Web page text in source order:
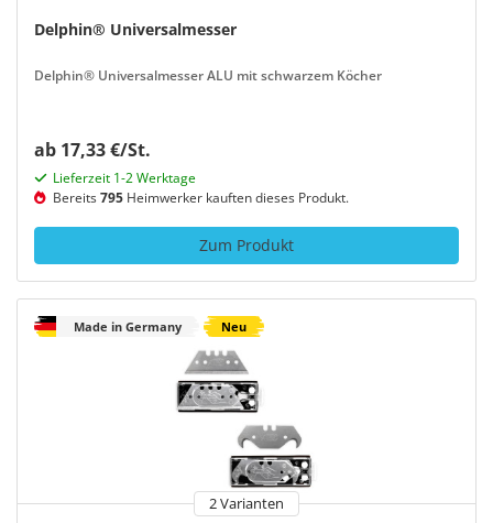
Delphin® Universalmesser
Delphin® Universalmesser ALU mit schwarzem Köcher
ab 17,33 €/St.
Lieferzeit 1-2 Werktage
Bereits795 Heimwerker kauften dieses Produkt.
Zum Produkt
Made in Germany Neu
2 Varianten